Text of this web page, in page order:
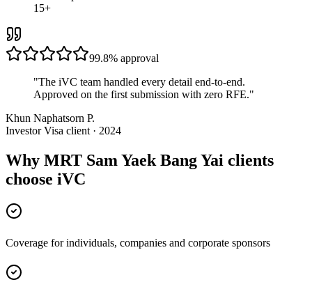
15+
99.8% approval
"The iVC team handled every detail end-to-end.
Approved on the first submission with zero RFE."
Khun Naphatsorn P.
Investor Visa client · 2024
Why MRT Sam Yaek Bang Yai clients
choose iVC
Coverage for individuals, companies and corporate sponsors